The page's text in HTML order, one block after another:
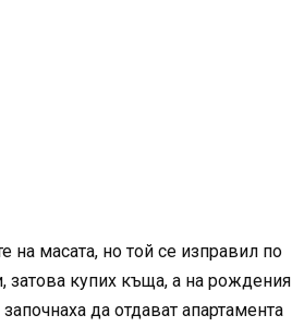
масата, но той се изправил по
затова купих къща, а на рождения
да отдават апартамента